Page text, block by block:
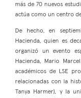
más de 70 nuevos
actúa como un centro
De hecho, en
Hacienda, quien es
organizó un evento
Hacienda, Mario
académicos de LSE
relacionadas con la
Tanya Harmer), y la